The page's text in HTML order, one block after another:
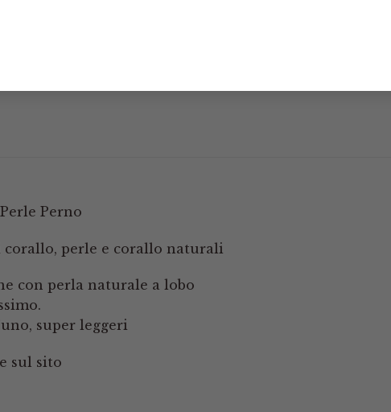
Perno
perle e corallo naturali
con perla naturale a lobo
super leggeri
sul sito